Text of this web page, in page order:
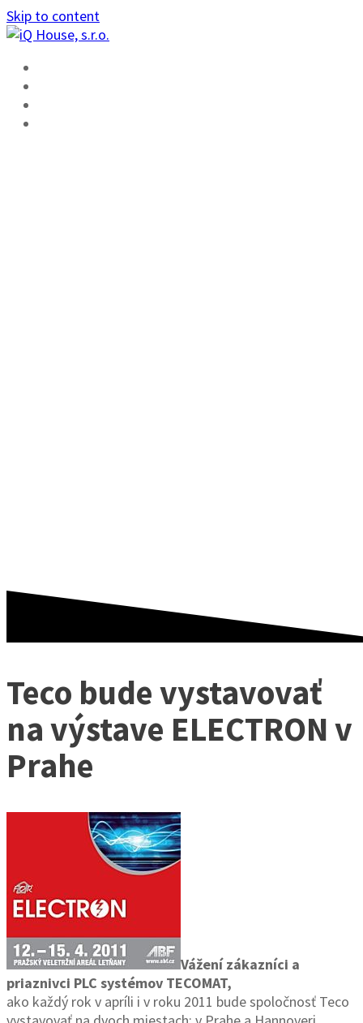
Skip to content
Teco bude vystavovať
na výstave ELECTRON v
Prahe
Vážení zákazníci a
priaznivci PLC systémov TECOMAT,
ako každý rok v apríli i v roku 2011 bude spoločnosť Teco